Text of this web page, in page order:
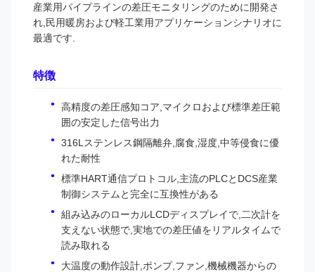
産業用パイプラインの差圧モニタリングのために開発さ
れ,民用暖房および軽工業用アプリケーションシナリオに
最適です.
特徴
高精度の差圧感知コア,マイクロおよび標準差圧範
囲の安定した信号出力
316Lステンレス鋼隔離弁,腐食,湿度,中等侵食に優
れた耐性
標準HART通信プロトコル,主流のPLCとDCS産業
制御システムと完全に互換性がある
組み込みのローカルLCDディスプレイで,二次計を
支えない状態で,実地での差圧値をリアルタイムで
読み取れる
大温度の動作設計,ポンプ,ファン,機械機器からの